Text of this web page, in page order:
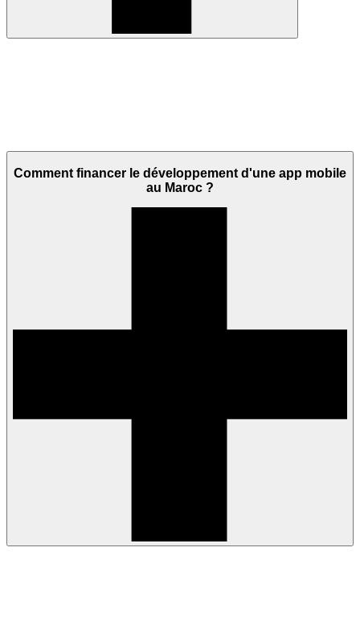
Comment financer le développement d'une app mobile
au Maroc ?